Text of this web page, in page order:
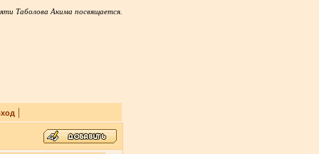
Таболова Акима посвящается.
|